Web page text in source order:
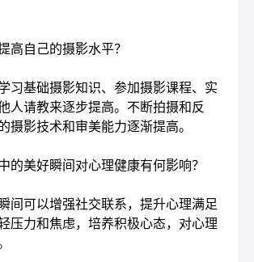
高自己的摄影水平？
习基础摄影知识、参加摄影课程、实
人请教来逐步提高。不断拍摄和反
摄影技术和审美能力逐渐提高。
的美好瞬间对心理健康有何影响？
间可以增强社交联系，提升心理满足
压力和焦虑，培养积极心态，对心理